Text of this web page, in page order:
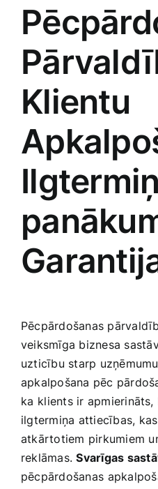
Klientu
Pēcpārdošanas
veiksmīga biznesa
uzticību ‍starp
apkalpošana pēc
⁢ka ⁤klients ir
ilgtermiņa attiecības,
atkārtotiem pirkumiem
reklāmas.Svarīgas
pēcpārdošanas⁤